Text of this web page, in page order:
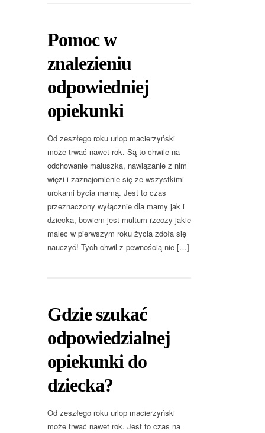
Pomoc w
znalezieniu
odpowiedniej
opiekunki
Od zeszłego roku urlop macierzyński
może trwać nawet rok. Są to chwile na
odchowanie maluszka, nawiązanie z nim
więzi i zaznajomienie się ze wszystkimi
urokami bycia mamą. Jest to czas
przeznaczony wyłącznie dla mamy jak i
dziecka, bowiem jest multum rzeczy jakie
malec w pierwszym roku życia zdoła się
nauczyć! Tych chwil z pewnością nie […]
Gdzie szukać
odpowiedzialnej
opiekunki do
dziecka?
Od zeszłego roku urlop macierzyński
może trwać nawet rok. Jest to czas na